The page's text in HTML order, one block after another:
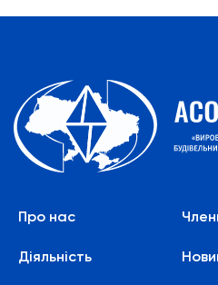
Про нас
Діяльність